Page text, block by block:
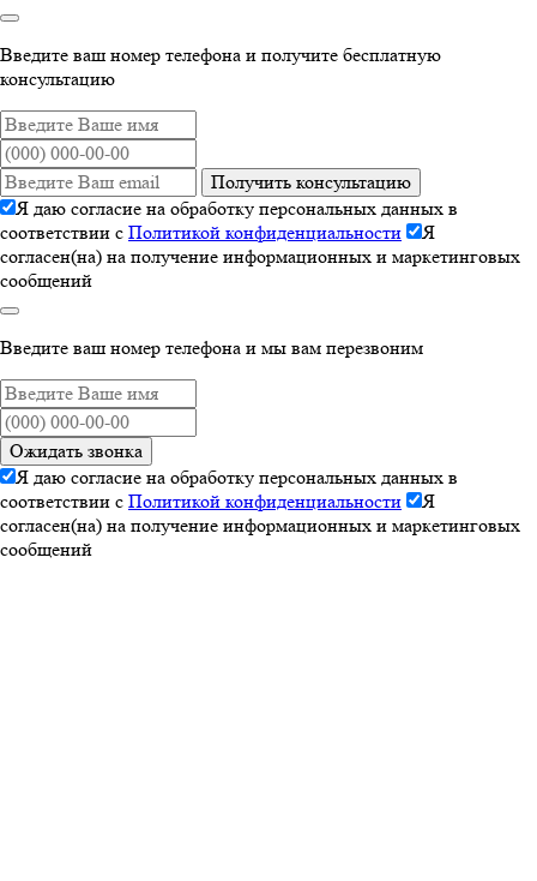
Введите ваш номер телефона и получите бесплатную
консультацию
Получить консультацию
Я даю согласие на обработку персональных данных в
соответствии с Политикой конфиденциальности
Я
согласен(на) на получение информационных и маркетинговых
сообщений
Введите ваш номер телефона и мы вам перезвоним
Ожидать звонка
Я даю согласие на обработку персональных данных в
соответствии с Политикой конфиденциальности
Я
согласен(на) на получение информационных и маркетинговых
сообщений